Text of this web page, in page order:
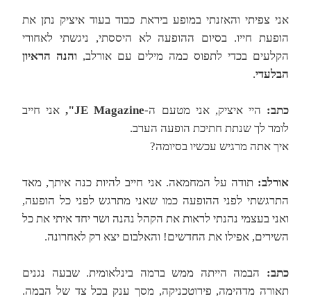
אני צפיתי והאזנתי במופע ביראת כבוד בעוד איציק נתן את
הופעת חייו. בסיום ההופעה לא היססתי, ניגשתי לאחורי
הקלעים בכדי לתפוס כמה מילים עם אורלב, והנה הראיון
הבלעדי.
כתב: היי איציק, אני מטעם ה-JE Magazine",
אני חייב
לומר לך שנתת חתיכת הופעה הערב.
איך אתה מרגיש עכשיו בסיומה?
אורלב: תודה על המחמאה. אני חייב להיות כנה איתך, מאד
התרגשתי לפני ההופעה כמו שאני מתרגש לפני כל הופעה,
ואני בעצמי נהנתי לראות את הקהל נהנה ושר יחד איתי את כל
השירים, אפילו את החדשים! והאלבום יצא רק לאחרונה.
כתב: הבמה הייתה ממש ברמה בינלאומית. שבעה נגנים
תאורה מדהימה, פירוטכניקה, מסך ענק בכל צד של הבמה.